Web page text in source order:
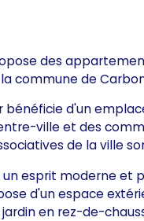
des
commune de
d'un
ville et des
de la ville
un esprit moderne et
d'un espace
en rez-de-